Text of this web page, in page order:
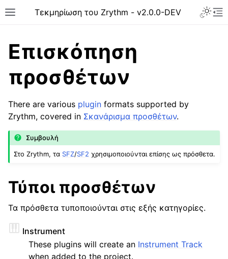
Toggle site navigation sidebar
Τεκμηρίωση του Zrythm - v2.0.0-DEV
navigation of Διεπαφή
navigation of Πρόσθετα & αρχεία
navigation of Πρόσθετα
Επισκόπηση
προσθέτων
There are various plugin formats supported by
Zrythm, covered in Σκανάρισμα προσθέτων.
Συμβουλή
Στο Zrythm, τα SFZ/SF2 χρησιμοποιούνται επίσης ως πρόσθετα.
Τύποι προσθέτων
Τα πρόσθετα τυποποιούνται στις εξής κατηγορίες.
Instrument
These plugins will create an Instrument Track
when added to the project.